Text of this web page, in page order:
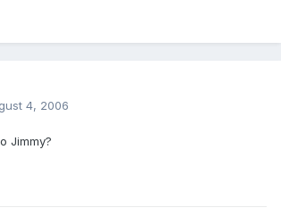
4, 2006
Jimmy?